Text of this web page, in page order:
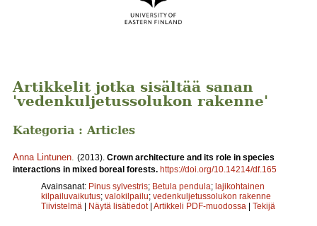
Artikkelit jotka sisältää sanan
'vedenkuljetussolukon rakenne'
Kategoria : Articles
Anna Lintunen (2013). Crown architecture and its role in species
interactions in mixed boreal forests. https://doi.org/10.14214/df.165
Avainsanat: Pinus sylvestris; Betula pendula; lajikohtainen
kilpailuvaikutus; valokilpailu; vedenkuljetussolukon rakenne
Tiivistelmä | Näytä lisätiedot | Artikkeli PDF-muodossa | Tekijä